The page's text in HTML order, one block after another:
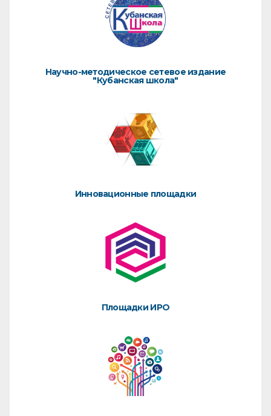
Научно-методическое сетевое издание
"Кубанская школа"
Инновационные площадки
Площадки ИРО